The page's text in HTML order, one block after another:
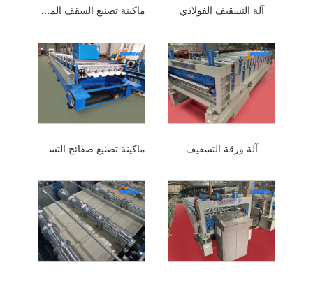
ماكينة تصنيع السقف المعدني آلة التسقيف الفولاذي
ماكينة تصنيع صفائح التسقيف آلة ورقة التسقيف